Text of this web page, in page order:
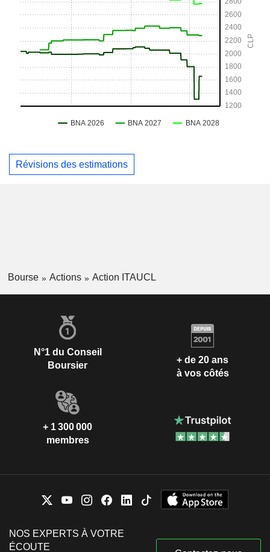
Révisions des estimations
Bourse Actions Action ITAUCL
N°1 du Conseil
Boursier
+ de 20 ans
à vos côtés
+ 1 300 000
membres
NOS EXPERTS À VOTRE
ÉCOUTE